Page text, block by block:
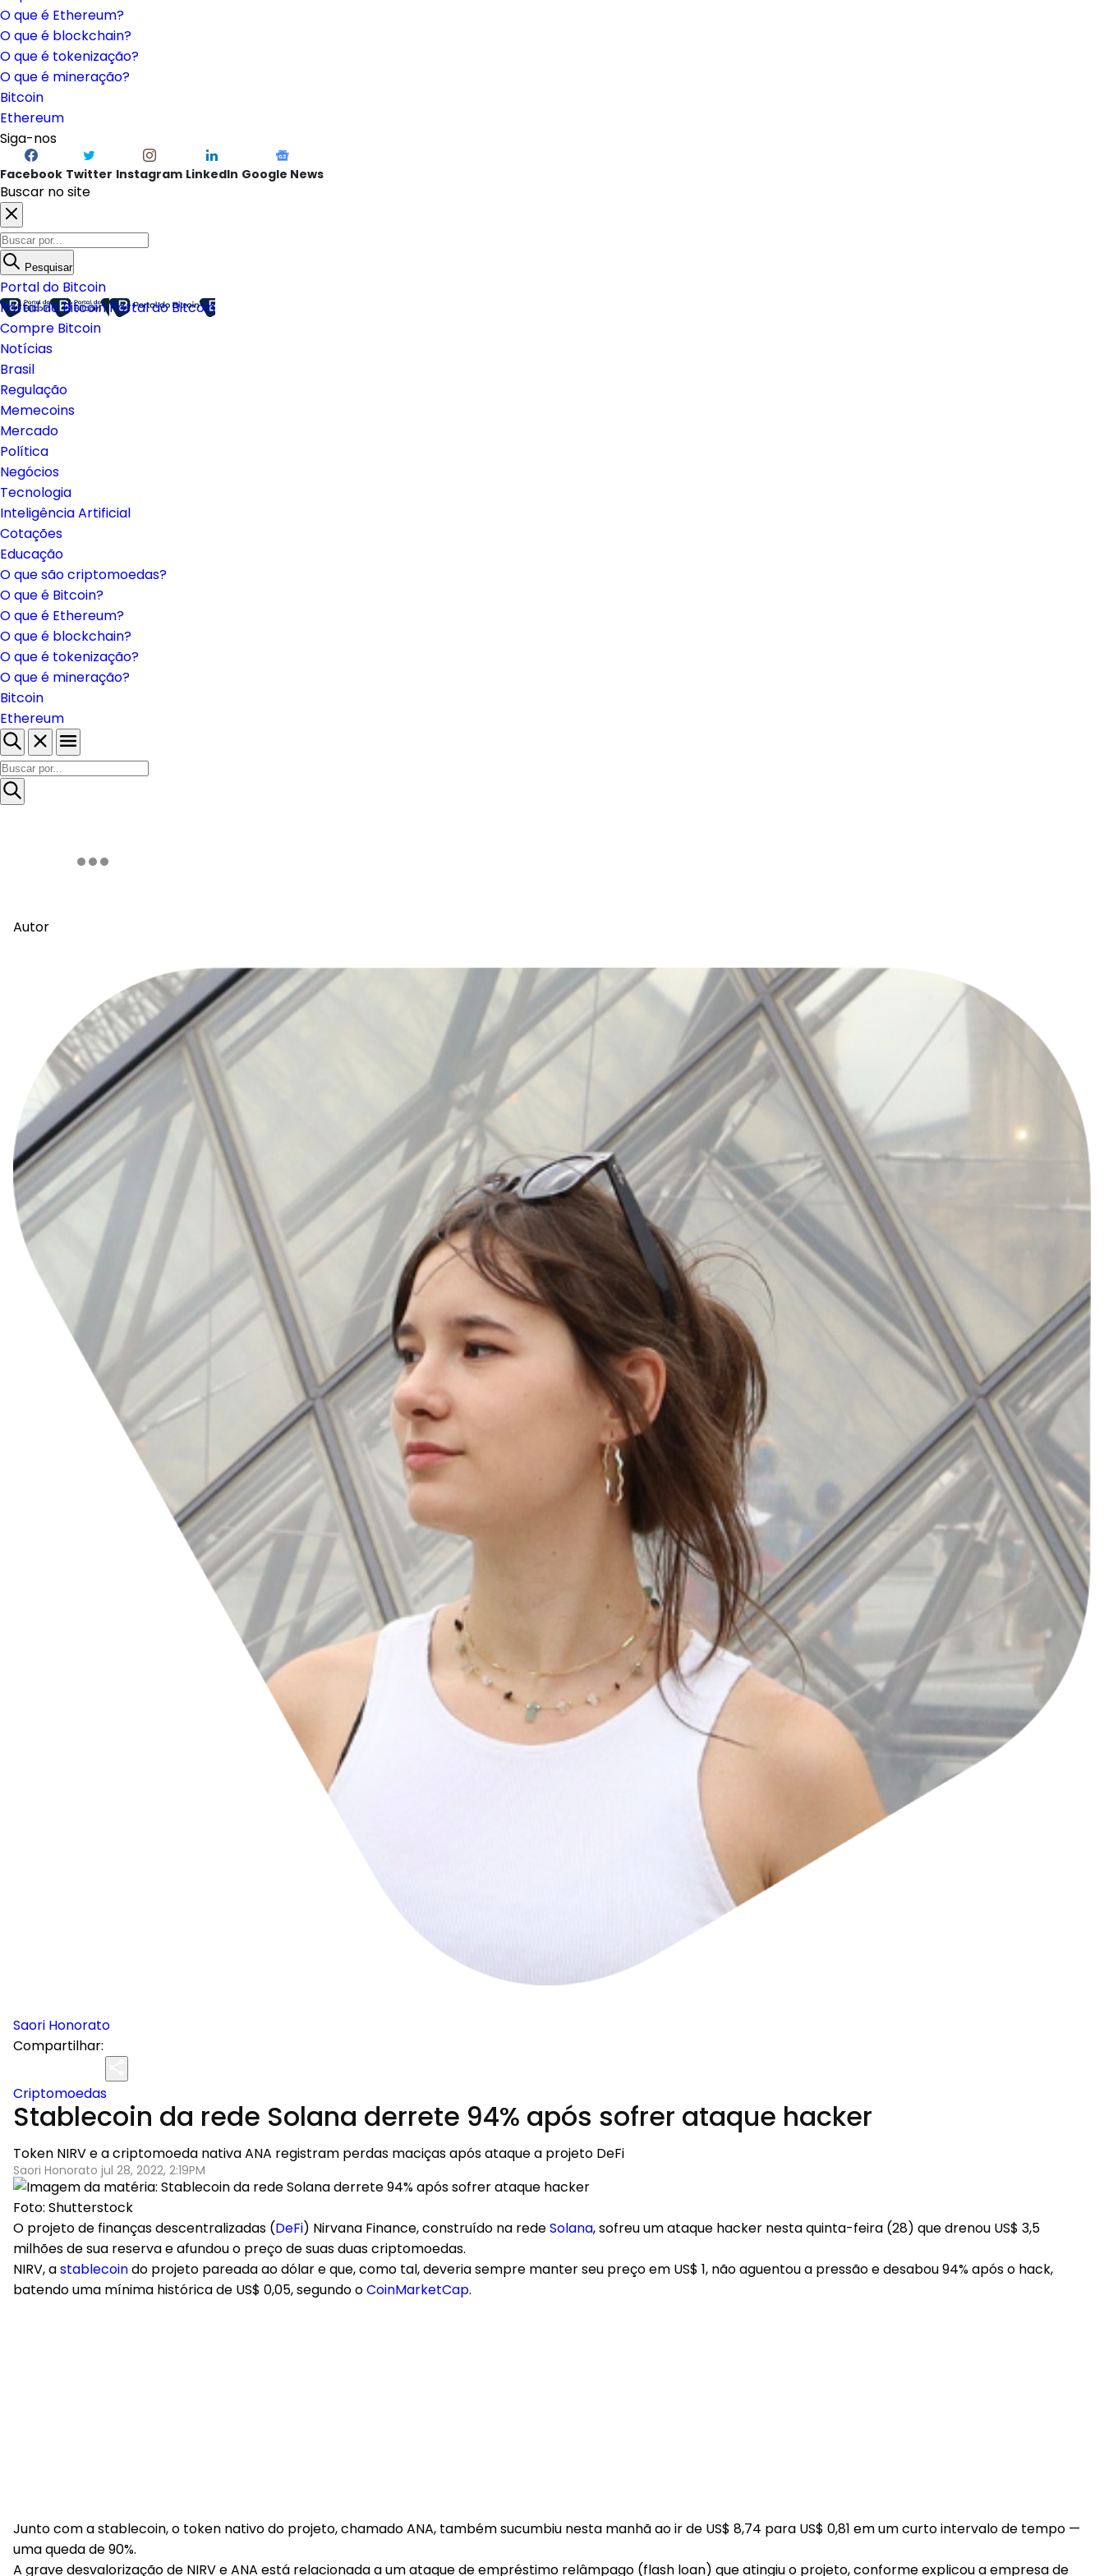
O que é Ethereum?
O que é blockchain?
O que é tokenização?
O que é mineração?
Bitcoin
Ethereum
Siga-nos
Facebook Twitter Instagram LinkedIn Google News
Buscar no site
Pesquisar
Portal do Bitcoin
Portal do BitcoinPortal do Bitcoin
Compre Bitcoin
Notícias
Brasil
Regulação
Memecoins
Mercado
Política
Negócios
Tecnologia
Inteligência Artificial
Cotações
Educação
O que são criptomoedas?
O que é Bitcoin?
O que é Ethereum?
O que é blockchain?
O que é tokenização?
O que é mineração?
Bitcoin
Ethereum
Autor
Saori Honorato
Compartilhar:
Criptomoedas
Stablecoin da rede Solana derrete 94% após sofrer ataque hacker
Token NIRV e a criptomoeda nativa ANA registram perdas maciças após ataque a projeto DeFi
Saori Honorato jul 28, 2022, 2:19PM
Foto: Shutterstock
O projeto de finanças descentralizadas (DeFi) Nirvana Finance, construído na redeSolana, sofreu um ataque hacker nesta quinta-feira (28) que drenou US$ 3,5
milhões de sua reserva e afundou o preço de suas duas criptomoedas.
NIRV, astablecoindo projeto pareada ao dólar e que, como tal, deveria sempre manter seu preço em US$ 1, não aguentou a pressão e desabou 94% após o hack,
batendo uma mínima histórica de US$ 0,05, segundo oCoinMarketCap.
Junto com a stablecoin, o token nativo do projeto, chamado ANA, também sucumbiu nesta manhã ao ir de US$ 8,74 para US$ 0,81 em um curto intervalo de tempo —
uma queda de 90%.
A grave desvalorização de NIRV e ANA está relacionada a um ataque de empréstimo relâmpago (flash loan) que atingiu o projeto, conforme explicou a empresa de